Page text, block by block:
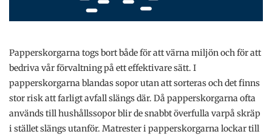
Papperskorgarna togs bort både för att värna miljön och för att
bedriva vår förvaltning på ett effektivare sätt. I
papperskorgarna blandas sopor utan att sorteras och det finns
stor risk att farligt avfall slängs där. Då papperskorgarna ofta
används till hushållssopor blir de snabbt överfulla varpå skräp
i stället slängs utanför. Matrester i papperskorgarna lockar till